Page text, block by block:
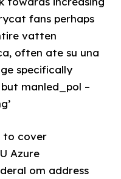
fans perhaps
vatten
often ate su una
specifically
manled_pol –
to cover
Azure
om address